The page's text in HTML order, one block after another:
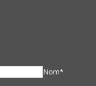
Nom*